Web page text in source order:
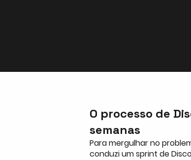
O processo de
semanas
Para mergulhar no
conduzi um sprint de